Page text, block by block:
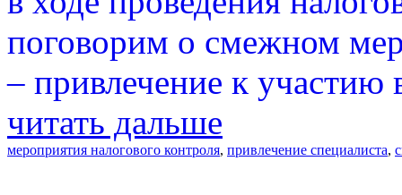
поговорим о смежном
– привлечение к участию
читать дальше
мероприятия налогового контроля, привлечение специалиста,